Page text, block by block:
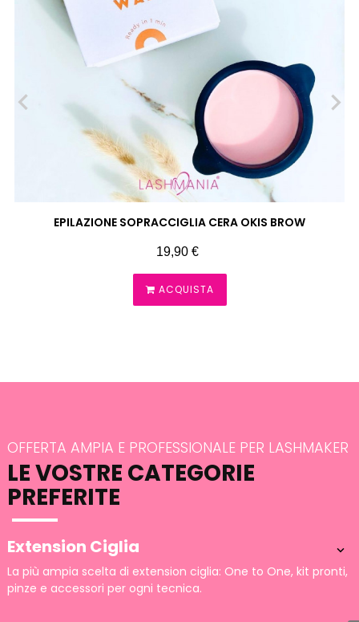
EPILAZIONE SOPRACCIGLIA CERA OKIS BROW
Prezzo
19,90 €
ACQUISTA
OFFERTA AMPIA E PROFESSIONALE PER LASHMAKER
LE VOSTRE CATEGORIE
PREFERITE
Extension Ciglia 
La più ampia scelta di extension ciglia: One to One, kit pronti,
pinze e accessori per ogni tecnica.